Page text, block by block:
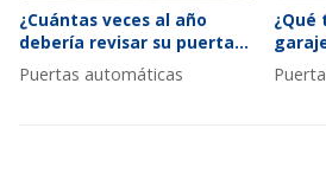
¿Cuántas veces al año
debería revisar su puerta
automática según el uso?
Puertas automáticas
¿Qué
al